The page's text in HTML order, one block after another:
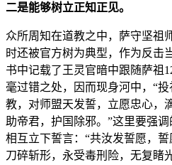
二是能够树立正知正见。
众所周知在道教之中，萨守坚祖
时还被官方树为典型，作为反击
书中记载了王灵官暗中跟随萨祖
毫过错之处，因而现身河中，“
教，对师盟天发誓，立愿忠心，
助帝君，护国除邪。”这里要强
相互立下誓言：“共汝发誓愿，
刀碎斩形，永受毒刑险，无复睹